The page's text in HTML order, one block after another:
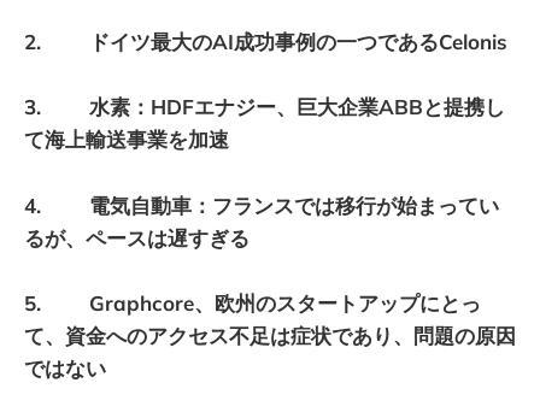
2. ドイツ最大のAI成功事例の一つであるCelonis
3. 水素：HDFエナジー、巨大企業ABBと提携し
て海上輸送事業を加速
4. 電気自動車：フランスでは移行が始まってい
るが、ペースは遅すぎる
5. Graphcore、欧州のスタートアップにとっ
て、資金へのアクセス不足は症状であり、問​​題の原因
ではない